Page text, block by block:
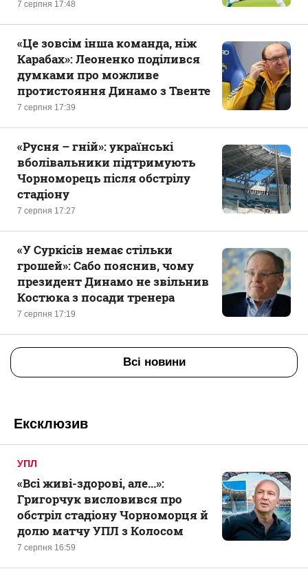
7 серпня 17:48
7 серпня 17:39
«Це зовсім інша команда, ніж
Карабах»: Леоненко поділився
думками про можливе
протистояння Динамо з Твенте
7 серпня 17:27
«Русня – гній»: українські
вболівальники підтримують
Чорноморець після обстрілу
стадіону
7 серпня 17:19
«У Суркісів немає стільки
грошей»: Сабо пояснив, чому
президент Динамо не звільнив
Костюка з посади тренера
Всі новини
Ексклюзив
УПЛ
7 серпня 16:59
«Всі живі-здорові, але...»:
Григорчук висловився про
обстріл стадіону Чорноморця й
долю матчу УПЛ з Колосом